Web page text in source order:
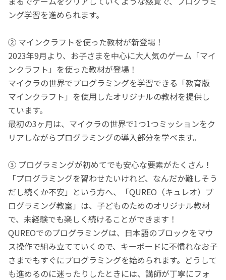
ング学習を進められます。
② マインクラフトを使った教材が新登場！
2023年9月より、お子さまを中心に大人気のゲーム「マイ
ンクラフト」を使った教材が登場！
マイクラの世界でプログラミングを学習できる「教育版
マインクラフト」を使用したオリジナルの教材を提供し
ています。
最初の3ヶ月は、マイクラの世界で1つ1つミッションをク
リアしながらプログラミングの導入部分を学べます。
③ プログラミングが初めてでも安心な要素がたくさん！
「プログラミングを習わせたいけれど、なんだか難しそう
だし続くか不安」という方へ、「QUREO（キュレオ）プ
ログラミング教室」は、子どものためのオリジナル教材
で、未経験でも楽しく続けることができます！
QUREOでのプログラミングは、日本語のブロックをマウ
ス操作で組み立てていくので、キーボードに不慣れなお子
さまでもすぐにプログラミングを始められます。どうして
も進めるのに迷ったりしたときには、講師が丁寧にフォ